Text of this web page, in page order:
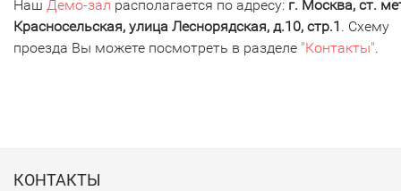
Наш Демо-зал располагается по адресу: г. Москва, ст.
Красносельская, улица Леснорядская, д.10, стр.1 . Схему
проезда Вы можете посмотреть в разделе "Контакты".
КОНТАКТЫ